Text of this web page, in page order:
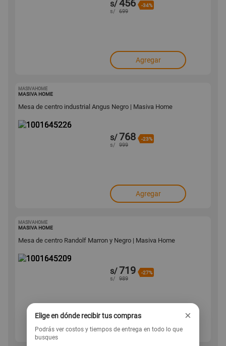
s/456 -34%
s/ 699
Agregar
MASIVAHOME
MASIVA HOME
Mesa de centro industrial Angus Negro | Masiva Home
s/768 -23%
s/ 999
Agregar
MASIVAHOME
MASIVA HOME
Mesa de centro Randolf Marron y Negro | Masiva Home
s/719 -27%
s/ 989
Agregar
Elige en dónde recibir tus compras ×
Podrás ver costos y tiempos de entrega en todo lo que
busques